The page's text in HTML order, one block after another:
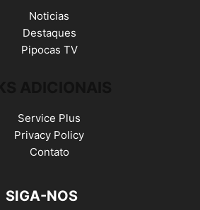
Noticias
Destaques
Pipocas TV
Service Plus
Privacy Policy
Contato
SIGA-NOS